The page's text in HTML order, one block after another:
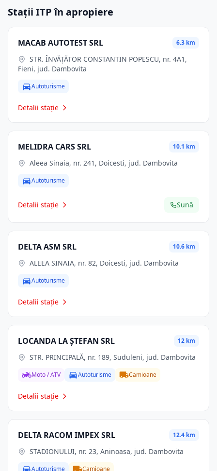
Stații ITP în apropiere
MACAB AUTOTEST SRL 6.3 km
Fieni, jud. Dambovita
Autoturisme
Detalii stație
MELIDRA CARS SRL 10.1 km
Aleea Sinaia, nr. 241, Doicesti, jud. Dambovita
Autoturisme
Detalii stație Sună
DELTA ASM SRL 10.6 km
ALEEA SINAIA, nr. 82, Doicesti, jud. Dambovita
Autoturisme
Detalii stație
LOCANDA LA ŞTEFAN SRL 12 km
STR. PRINCIPALĂ, nr. 189, Suduleni, jud. Dambovita
Moto / ATV Autoturisme Camioane
Detalii stație
DELTA RACOM IMPEX SRL 12.4 km
STADIONULUI, nr. 23, Aninoasa, jud. Dambovita
Autoturisme Camioane